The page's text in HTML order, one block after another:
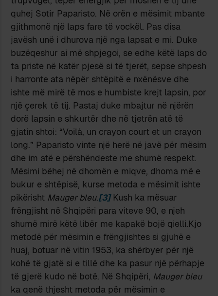
quhej Sotir Paparisto. Në orën e mësimit mbante
gjithmonë një laps fare të vockël. Pas disa
javësh unë i dhurova një nga lapsat e mi. Duke
buzëqeshur ai më shpjegoi, se edhe këtë laps do
ta priste në katër pjesë si të tjerët, sepse shpesh
i harronte ata nëpër shtëpitë e nxënësve dhe
ishte më mirë të mos e humbiste krejt lapsin, por
një çerek të tij. Pastaj duke mbajtur në njërën
dorë lapsin e shkurtër dhe në tjetrën atë të
gjatin shtoi: “Voilà, un crayon court et un crayon
long.” Paparisto vinte një herë në javë për mësim
dhe im atë e përshëndeste me shumë respekt.
Mësimi bëhej në dhomën e miqve, dhoma më e
bukur e shtëpisë, kurse metoda e mësimit ishte
pikërisht Mauger bleu.[3]Kush ka mësuar
frëngjisht në Shqipëri para viteve 90, e njeh
shumë mirë këtë libër me kapakë bojë qielli.Kjo
metodë për mësimin e frëngjishtes si gjuhë e
huaj, botuar në vitin 1953, ka shërbyer për një
kohë të gjatë si e tillë dhe ka pasur një përhapje
të gjerë kudo në botë. Në Shqipëri, Mauger bleu
ka qenë thjesht metoda për mësimin e